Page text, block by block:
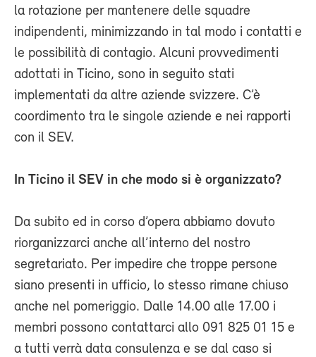
la rotazione per mantenere delle squadre
indipendenti, minimizzando in tal modo i contatti e
le possibilità di contagio. Alcuni provvedimenti
adottati in Ticino, sono in seguito stati
implementati da altre aziende svizzere. C’è
coordimento tra le singole aziende e nei rapporti
con il SEV.
In Ticino il SEV in che modo si è organizzato?
Da subito ed in corso d’opera abbiamo dovuto
riorganizzarci anche all’interno del nostro
segretariato. Per impedire che troppe persone
siano presenti in ufficio, lo stesso rimane chiuso
anche nel pomeriggio. Dalle 14.00 alle 17.00 i
membri possono contattarci allo 091 825 01 15 e
a tutti verrà data consulenza e se dal caso si